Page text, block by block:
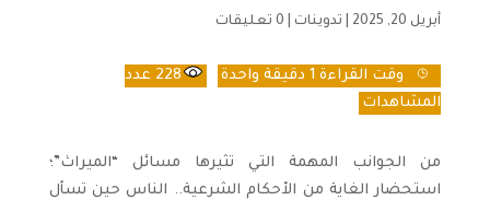
أبريل 20, 2025 تدوينات| 0 تعليقات
وقت القراءة1 دقيقة واحدة 228 عدد
المشاهدات
من الجوانب المهمة التي تثيرها مسائل “الميراث”؛
استحضار الغاية من الأحكام الشرعية.. الناس حين تسأل